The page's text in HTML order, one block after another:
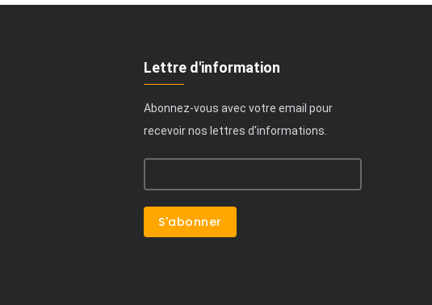
Lettre d'information
Abonnez-vous avec votre email pour
recevoir nos lettres d'informations.